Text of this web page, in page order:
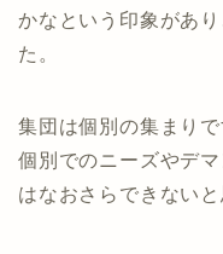
かなという印象があ
た。
集団は個別の集まり
個別でのニーズやデ
はなおさらできないと